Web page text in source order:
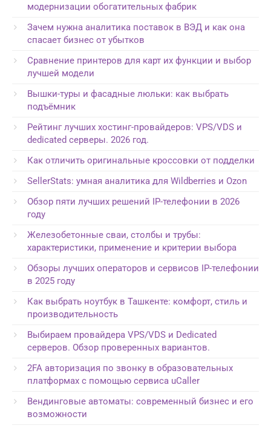
модернизации обогатительных фабрик
Зачем нужна аналитика поставок в ВЭД и как она
спасает бизнес от убытков
Сравнение принтеров для карт их функции и выбор
лучшей модели
Вышки-туры и фасадные люльки: как выбрать
подъёмник
Рейтинг лучших хостинг-провайдеров: VPS/VDS и
dedicated серверы. 2026 год.
Как отличить оригинальные кроссовки от подделки
SellerStats: умная аналитика для Wildberries и Ozon
Обзор пяти лучших решений IP-телефонии в 2026
году
Железобетонные сваи, столбы и трубы:
характеристики, применение и критерии выбора
Обзоры лучших операторов и сервисов IP-телефонии
в 2025 году
Как выбрать ноутбук в Ташкенте: комфорт, стиль и
производительность
Выбираем провайдера VPS/VDS и Dedicated
серверов. Обзор проверенных вариантов.
2FA авторизация по звонку в образовательных
платформах с помощью сервиса uCaller
Вендинговые автоматы: современный бизнес и его
возможности